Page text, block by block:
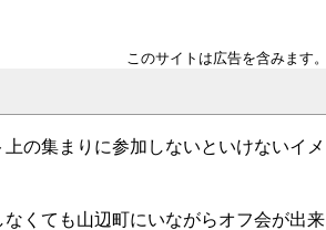
このサイトは広告を含みます。
の集まりに参加しないといけないイメ
くても山辺町にいながらオフ会が出来